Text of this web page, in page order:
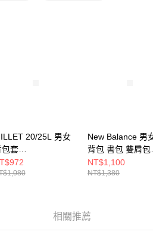
將依據個別帳號之用戶狀況，依本公司即
20/25L 男女
包套
New Balance 男
背包 書包 雙肩包
LAB51524BK-F
NT$1,100
NT$1,380
相關推薦